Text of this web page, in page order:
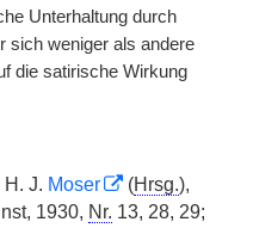
Unterhaltung durch
sich weniger als andere
die satirische Wirkung
H. J. Moser (Hrsg.),
1930, Nr. 13, 28, 29;